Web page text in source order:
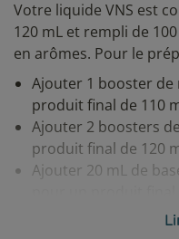
Votre liquide VNS est
120 mL et rempli de
en arômes. Pour le
Ajouter 1 booster
produit final de 110
Ajouter 2 boosters
produit final de 120
Ajouter 20 mL de
Une fois le mélange